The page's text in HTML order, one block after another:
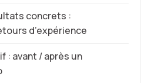
concrets :
d’expérience
: avant / après un